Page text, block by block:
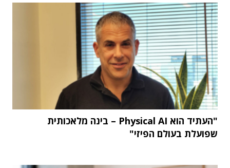
"העתיד הוא Physical AI – בינה מלאכותית
שפועלת בעולם הפיזי"